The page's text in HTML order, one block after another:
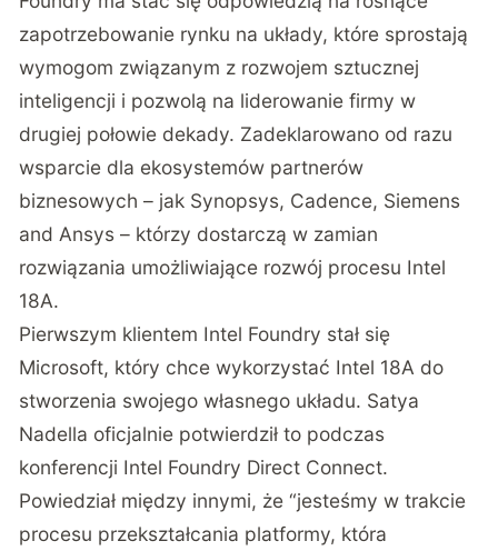
zapotrzebowanie rynku na układy, które sprostają
wymogom związanym z rozwojem sztucznej
inteligencji i pozwolą na liderowanie firmy w
drugiej połowie dekady. Zadeklarowano od razu
wsparcie dla ekosystemów partnerów
biznesowych – jak Synopsys, Cadence, Siemens
and Ansys – którzy dostarczą w zamian
rozwiązania umożliwiające rozwój procesu Intel
18A.
Pierwszym klientem Intel Foundry stał się
Microsoft, który chce wykorzystać Intel 18A do
stworzenia swojego własnego układu. Satya
Nadella oficjalnie potwierdził to podczas
konferencji Intel Foundry Direct Connect.
Powiedział między innymi, że “jesteśmy w trakcie
procesu przekształcania platformy, która